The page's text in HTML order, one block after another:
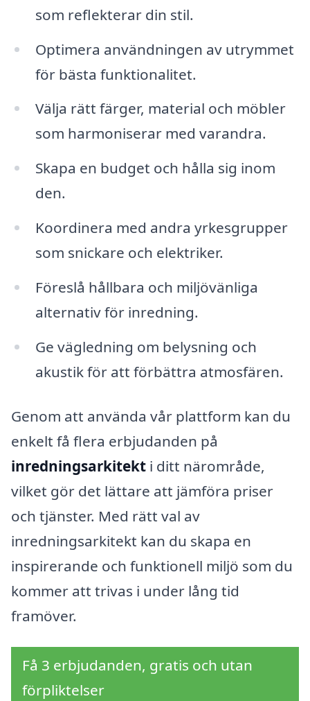
som reflekterar din stil.
Optimera användningen av utrymmet
för bästa funktionalitet.
Välja rätt färger, material och möbler
som harmoniserar med varandra.
Skapa en budget och hålla sig inom
den.
Koordinera med andra yrkesgrupper
som snickare och elektriker.
Föreslå hållbara och miljövänliga
alternativ för inredning.
Ge vägledning om belysning och
akustik för att förbättra atmosfären.
Genom att använda vår plattform kan du
enkelt få flera erbjudanden på
inredningsarkitekt i ditt närområde,
vilket gör det lättare att jämföra priser
och tjänster. Med rätt val av
inredningsarkitekt kan du skapa en
inspirerande och funktionell miljö som du
kommer att trivas i under lång tid
framöver.
Få 3 erbjudanden, gratis och utan
förpliktelser